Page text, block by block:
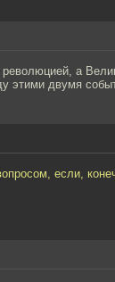
а
этими двумя
если,